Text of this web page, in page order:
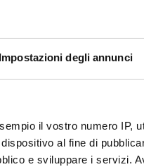
Impostazioni degli annunci
il vostro numero IP,
al fine di
e sviluppare i servizi.
della
Arendt sul
per la comprensione
dello sterminio,
questione dei diritti
intende analizzare il
mass-mediatica di